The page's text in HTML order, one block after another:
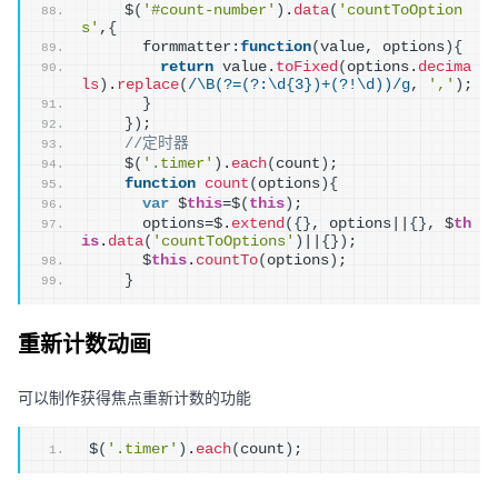
    $
( '#count-number' ) . data( 'countToOption
s' , {
      formmatter:
function(value, options) {
return value. toFixed ( options. decima
ls) . replace( /\B(?=(?:\d{3})+(?!\d))/g, ',' ) ;
}
} ) ;
//定时器
    $
( '.timer' ) . each( count ) ;
function count ( options) {
var $this=$( this) ;
      options=$.
extend ( {} , options|| {} , $th
is . data( 'countToOptions' ) {} ) ;
      $
this . countTo( options) ;
}
重新计数动画
可以制作获得焦点重新计数的功能
$( '.timer' ) . each( count ) ;